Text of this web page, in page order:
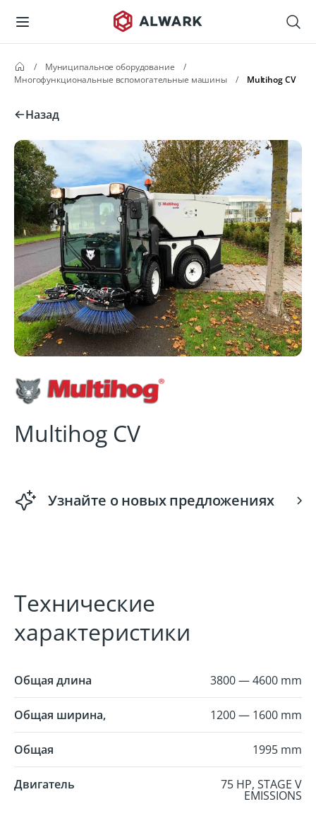
/ Муниципальное оборудование
/
Многофункциональные вспомогательные машины
/ Multihog CV
Назад
Multihog CV
Узнайте о новых предложениях
Технические
характеристики
Общая длина 3800 — 4600 mm
Общая ширина, 1200 — 1600 mm
Общая 1995 mm
Двигатель 75 HP, STAGE V
EMISSIONS